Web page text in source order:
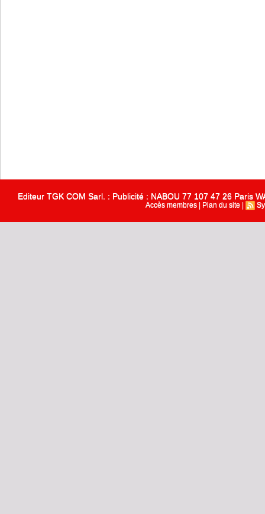
Editeur TGK COM Sarl. : Publicité : NABOU 77 107 47 26 Paris
Accès membres Plan du site